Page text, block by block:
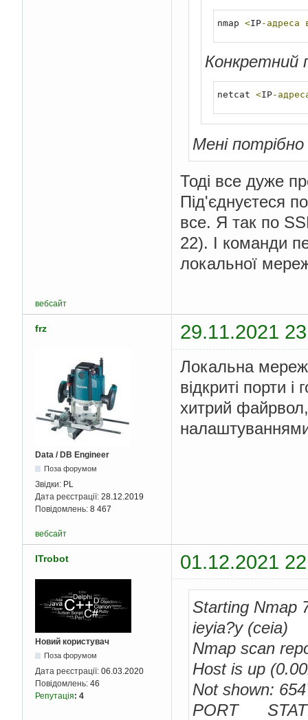
nmap <IP-адреса
Конкретний
netcat <IP-
Мені
Тоді все дуже
Під'єднуєтеся
все. Я так по
22). І команди
локальної
вебсайт
frz 29.11.2021
Data / DB Engineer
Поза форумом
Звідки: PL
Дата реєстрації: 28.12.2019
Повідомлень: 8 467
Локальна
відкриті порти
хитрий
вебсайт
ITrobot 01.12.2021
Новий користувач
Поза форумом
Дата реєстрації: 06.03.2020
Повідомлень: 46
Репутація: 4
Starting Nmap
ieyia?y (ceia)
Nmap scan
Host is up
Not shown:
PORT